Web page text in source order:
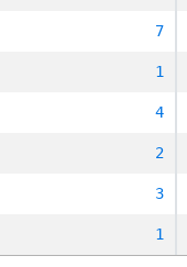
7
1
4
2
3
1